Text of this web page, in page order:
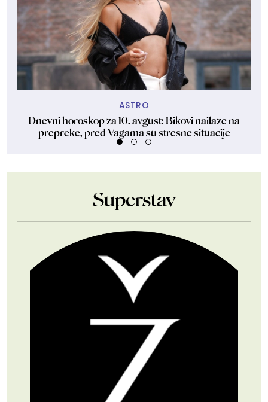
ASTRO
Dnevni horoskop za 10. avgust: Bikovi nailaze na
prepreke, pred Vagama su stresne situacije
Superstav